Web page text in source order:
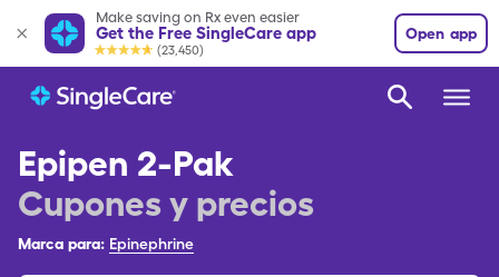
Make saving on Rx even easier
Get the Free SingleCare app
(23,450)
Open app
Epipen 2-Pak
Cupones y precios
Marca para: Epinephrine